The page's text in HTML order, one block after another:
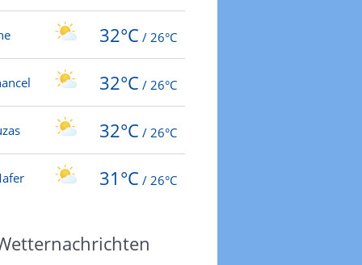
32°C / 26°C
32°C / 26°C
32°C / 26°C
31°C / 26°C